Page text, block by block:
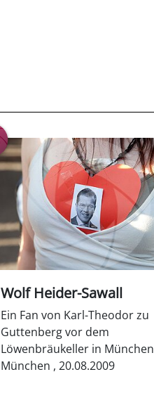
Wolf Heider-Sawall
Ein Fan von Karl-Theodor zu
Guttenberg vor dem
Löwenbräukeller in München
München , 20.08.2009